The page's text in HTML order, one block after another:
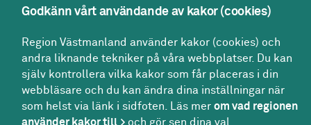
Facebook
LinkedIn
Twitter
Youtube
Godkänn vårt användande av kakor (cookies)
Region Västmanland använder kakor (cookies) och
andra liknande tekniker på våra webbplatser. Du kan
själv kontrollera vilka kakor som får placeras i din
webbläsare och du kan ändra dina inställningar när
som helst via länk i sidfoten. Läs merom vad regionen
använder kakor till
och gör sen dina val.